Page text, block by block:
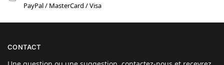
PayPal / MasterCard / Visa
CONTACT